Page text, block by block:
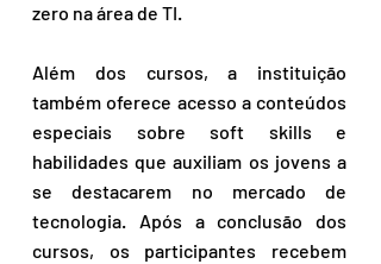
zero na área de TI.
Além dos cursos, a instituição
também oferece acesso a conteúdos
especiais sobre soft skills e
habilidades que auxiliam os jovens a
se destacarem no mercado de
tecnologia. Após a conclusão dos
cursos, os participantes recebem